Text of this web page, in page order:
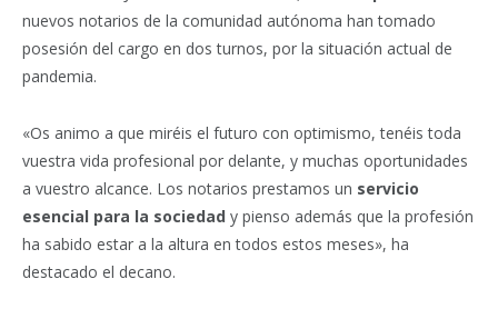
nuevos notarios de la comunidad autónoma han tomado
posesión del cargo en dos turnos, por la situación actual de
pandemia.
«Os animo a que miréis el futuro con optimismo, tenéis toda
vuestra vida profesional por delante, y muchas oportunidades
a vuestro alcance. Los notarios prestamos un servicio
esencial para la sociedad y pienso además que la profesión
ha sabido estar a la altura en todos estos meses», ha
destacado el decano.